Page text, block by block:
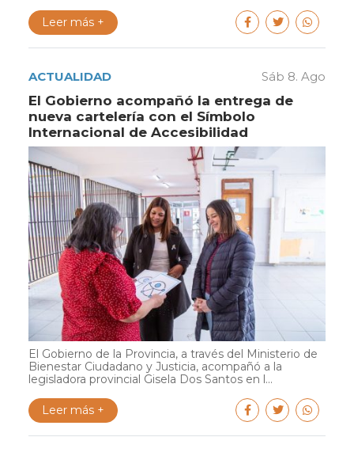
Leer más +
ACTUALIDAD Sáb 8. Ago
El Gobierno acompañó la entrega de
nueva cartelería con el Símbolo
Internacional de Accesibilidad
El Gobierno de la Provincia, a través del Ministerio de
Bienestar Ciudadano y Justicia, acompañó a la
legisladora provincial Gisela Dos Santos en l...
Leer más +